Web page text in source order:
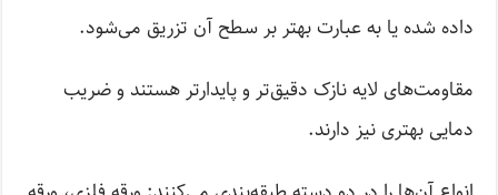
داده شده یا به عبارت بهتر بر سطح آن تزریق می‌شود.
مقاومت‌های لایه نازک دقیق‌تر و پایدارتر هستند و ضریب
دمایی بهتری نیز دارند.